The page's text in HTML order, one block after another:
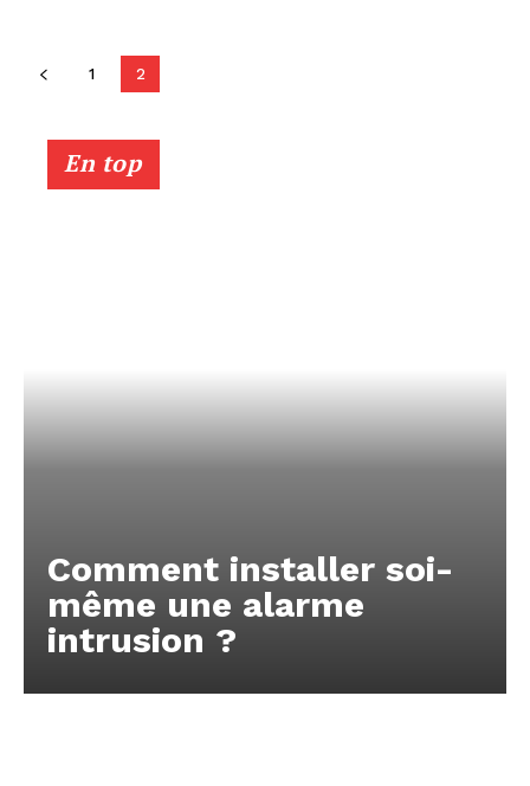
1 2
En top
Comment installer soi-
même une alarme
intrusion ?